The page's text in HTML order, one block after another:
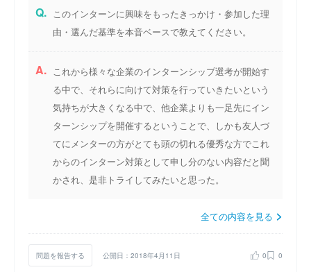
Q. このインターンに興味をもったきっかけ・参加した理
由・選んだ基準を本音ベースで教えてください。
A. これから様々な企業のインターンシップ選考が開始す
る中で、それらに向けて対策を行っていきたいという
気持ちが大きくなる中で、他企業よりも一足先にイン
ターンシップを開催するということで、しかも友人づ
てにメンターの方がとても頭の切れる優秀な方でこれ
からのインターン対策として申し分のない内容だと聞
かされ、是非トライしてみたいと思った。
全ての内容を見る
問題を報告する 公開日：2018年4月11日 0 0